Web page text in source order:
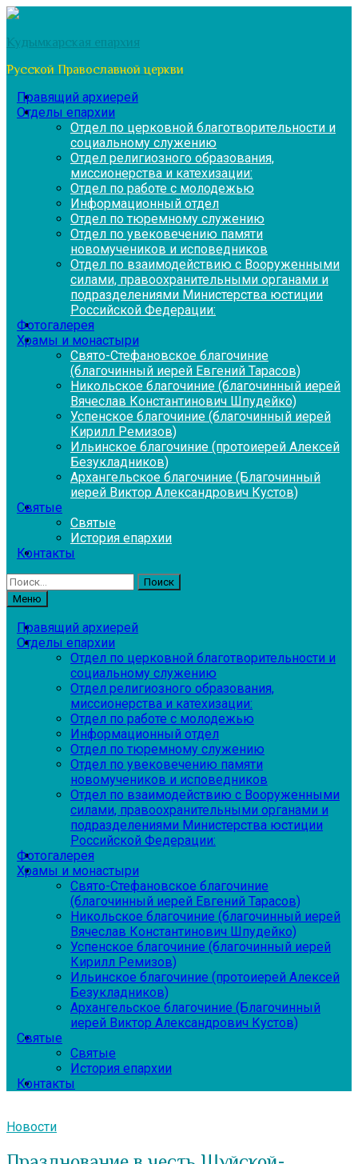
Перейти
содержимому
Кудымкарская епархия
Русской Православной церкви
Правящий архиерей
Отделы епархии
Отдел по церковной благотворительности и
социальному служению
Отдел религиозного образования,
миссионерства и катехизации:
Отдел по работе с молодежью
Информационный отдел
Отдел по тюремному служению
Отдел по увековечению памяти
новомучеников и исповедников
Отдел по взаимодействию с Вооруженными
силами, правоохранительными органами и
подразделениями Министерства юстиции
Российской Федерации:
Фотогалерея
Храмы и монастыри
Свято-Стефановское благочиние
(благочинный иерей Евгений Тарасов)
Никольское благочиние (благочинный иерей
Вячеслав Константинович Шпудейко)
Успенское благочиние (благочинный иерей
Кирилл Ремизов)
Ильинское благочиние (протоиерей Алексей
Безукладников)
Архангельское благочиние (Благочинный
иерей Виктор Александрович Кустов)
Святые
Святые
История епархии
Контакты
Найти:
Меню
Правящий архиерей
Отделы епархии
Отдел по церковной благотворительности и
социальному служению
Отдел религиозного образования,
миссионерства и катехизации:
Отдел по работе с молодежью
Информационный отдел
Отдел по тюремному служению
Отдел по увековечению памяти
новомучеников и исповедников
Отдел по взаимодействию с Вооруженными
силами, правоохранительными органами и
подразделениями Министерства юстиции
Российской Федерации:
Фотогалерея
Храмы и монастыри
Свято-Стефановское благочиние
(благочинный иерей Евгений Тарасов)
Никольское благочиние (благочинный иерей
Вячеслав Константинович Шпудейко)
Успенское благочиние (благочинный иерей
Кирилл Ремизов)
Ильинское благочиние (протоиерей Алексей
Безукладников)
Архангельское благочиние (Благочинный
иерей Виктор Александрович Кустов)
Святые
Святые
История епархии
Контакты
Новости